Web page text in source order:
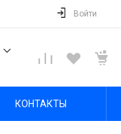
Войти
КОНТАКТЫ